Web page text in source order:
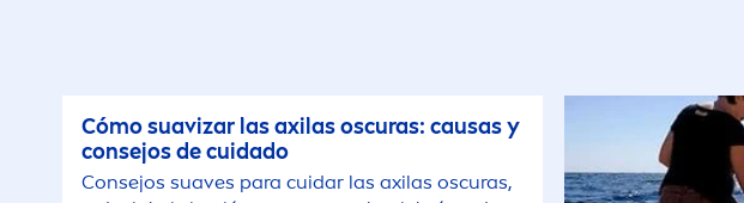
Cómo suavizar las axilas oscuras: causas y
consejos de cuidado
Consejos suaves para cuidar las axilas oscuras,